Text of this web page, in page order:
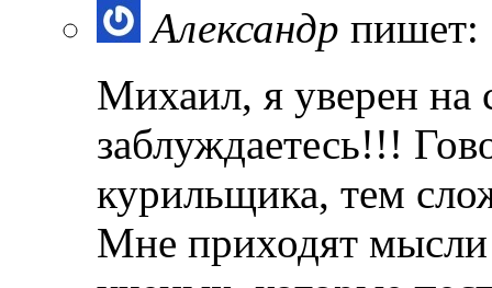
Александр пишет:
Михаил, я уверен на
заблуждаетесь!!!
курильщика, тем
Мне приходят мысли